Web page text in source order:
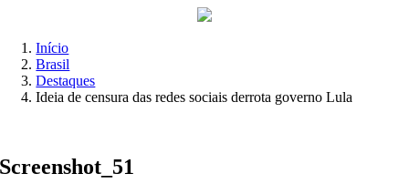
Início
Brasil
Destaques
Ideia de censura das redes sociais derrota governo Lula
Screenshot_51